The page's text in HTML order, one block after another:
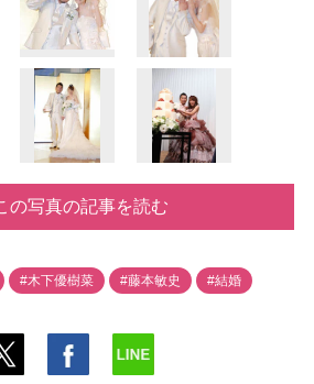
の写真の記事を読む
#木下優樹菜 #藤本敏史 #結婚